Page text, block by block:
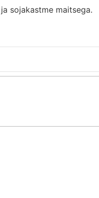
sojakastme maitsega.